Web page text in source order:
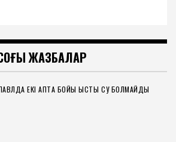
ЖАЗБАЛАР
ЕКІ АПТА БОЙЫ ЫСТЫҚ СУ БОЛМАЙДЫ